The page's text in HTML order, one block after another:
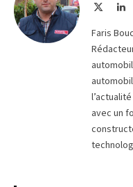
Faris
avec un